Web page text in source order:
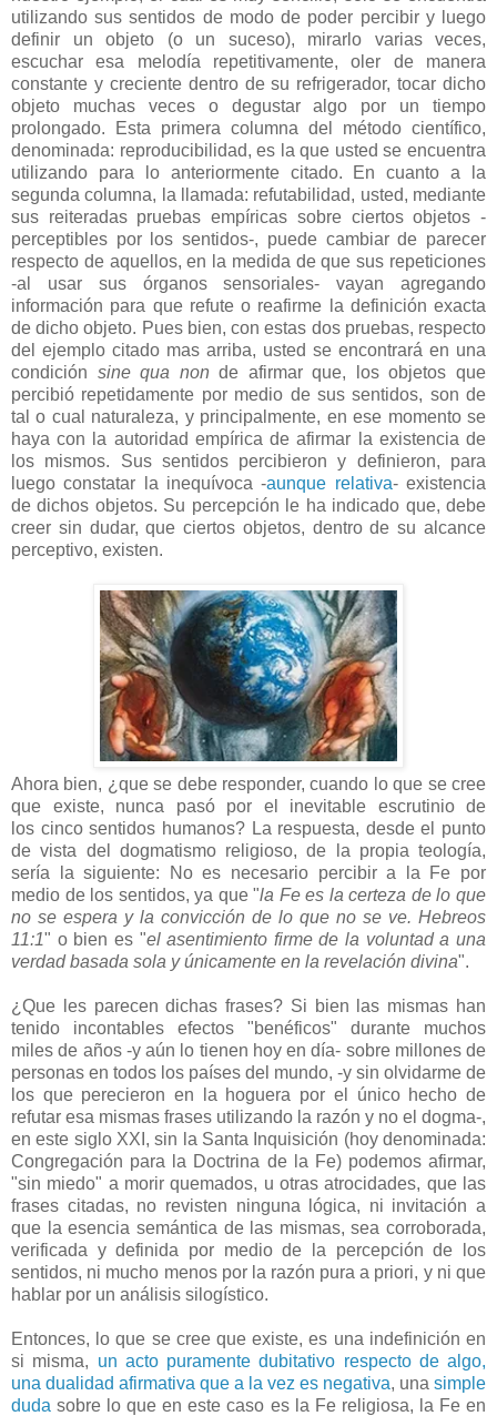
utilizando sus sentidos de modo de poder percibir y luego
definir un objeto (o un suceso), mirarlo varias veces,
escuchar esa melodía repetitivamente, oler de manera
constante y creciente dentro de su refrigerador, tocar dicho
objeto muchas veces o degustar algo por un tiempo
prolongado. Esta primera columna del método científico,
denominada: reproducibilidad, es la que usted se encuentra
utilizando para lo anteriormente citado. En cuanto a la
segunda columna, la llamada: refutabilidad, usted, mediante
sus reiteradas pruebas empíricas sobre ciertos objetos -
perceptibles por los sentidos-, puede cambiar de parecer
respecto de aquellos, en la medida de que sus repeticiones
-al usar sus órganos sensoriales- vayan agregando
información para que refute o reafirme la definición exacta
de dicho objeto. Pues bien, con estas dos pruebas, respecto
del ejemplo citado mas arriba, usted se encontrará en una
condición sine qua non de afirmar que, los objetos que
percibió repetidamente por medio de sus sentidos, son de
tal o cual naturaleza, y principalmente, en ese momento se
haya con la autoridad empírica de afirmar la existencia de
los mismos. Sus sentidos percibieron y definieron, para
luego constatar la inequívoca -aunque relativa- existencia
de dichos objetos. Su percepción le ha indicado que, debe
creer sin dudar, que ciertos objetos, dentro de su alcance
perceptivo, existen.
Ahora bien, ¿que se debe responder, cuando lo que se cree
que existe, nunca pasó por el inevitable escrutinio de
los cinco sentidos humanos? La respuesta, desde el punto
de vista del dogmatismo religioso, de la propia teología,
sería la siguiente: No es necesario percibir a la Fe por
medio de los sentidos, ya que "la Fe es la certeza de lo que
no se espera y la convicción de lo que no se ve. Hebreos
11:1" o bien es "el asentimiento firme de la voluntad a una
verdad basada sola y únicamente en la revelación divina".
¿Que les parecen dichas frases? Si bien las mismas han
tenido incontables efectos "benéficos" durante muchos
miles de años -y aún lo tienen hoy en día- sobre millones de
personas en todos los países del mundo, -y sin olvidarme de
los que perecieron en la hoguera por el único hecho de
refutar esa mismas frases utilizando la razón y no el dogma-,
en este siglo XXI, sin la Santa Inquisición (hoy denominada:
Congregación para la Doctrina de la Fe) podemos afirmar,
"sin miedo" a morir quemados, u otras atrocidades, que las
frases citadas, no revisten ninguna lógica, ni invitación a
que la esencia semántica de las mismas, sea corroborada,
verificada y definida por medio de la percepción de los
sentidos, ni mucho menos por la razón pura a priori, y ni que
hablar por un análisis silogístico.
Entonces, lo que se cree que existe, es una indefinición en
si misma, un acto puramente dubitativo respecto de algo,
una dualidad afirmativa que a la vez es negativa, una simple
duda sobre lo que en este caso es la Fe religiosa, la Fe en